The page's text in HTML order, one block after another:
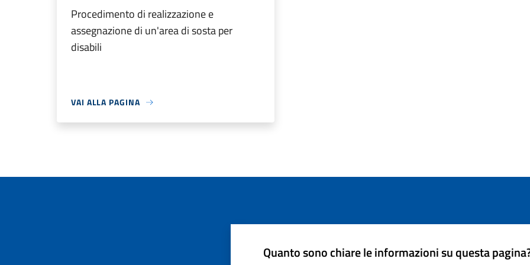
Procedimento di realizzazione e
assegnazione di un'area di sosta per
disabili
VAI ALLA PAGINA
Quanto sono chiare le informazioni su questa